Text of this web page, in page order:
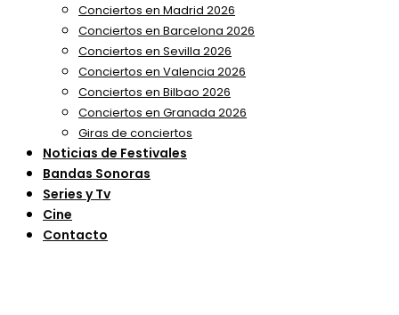
Conciertos en Madrid 2026
Conciertos en Barcelona 2026
Conciertos en Sevilla 2026
Conciertos en Valencia 2026
Conciertos en Bilbao 2026
Conciertos en Granada 2026
Giras de conciertos
Noticias de Festivales
Bandas Sonoras
Series y Tv
Cine
Contacto